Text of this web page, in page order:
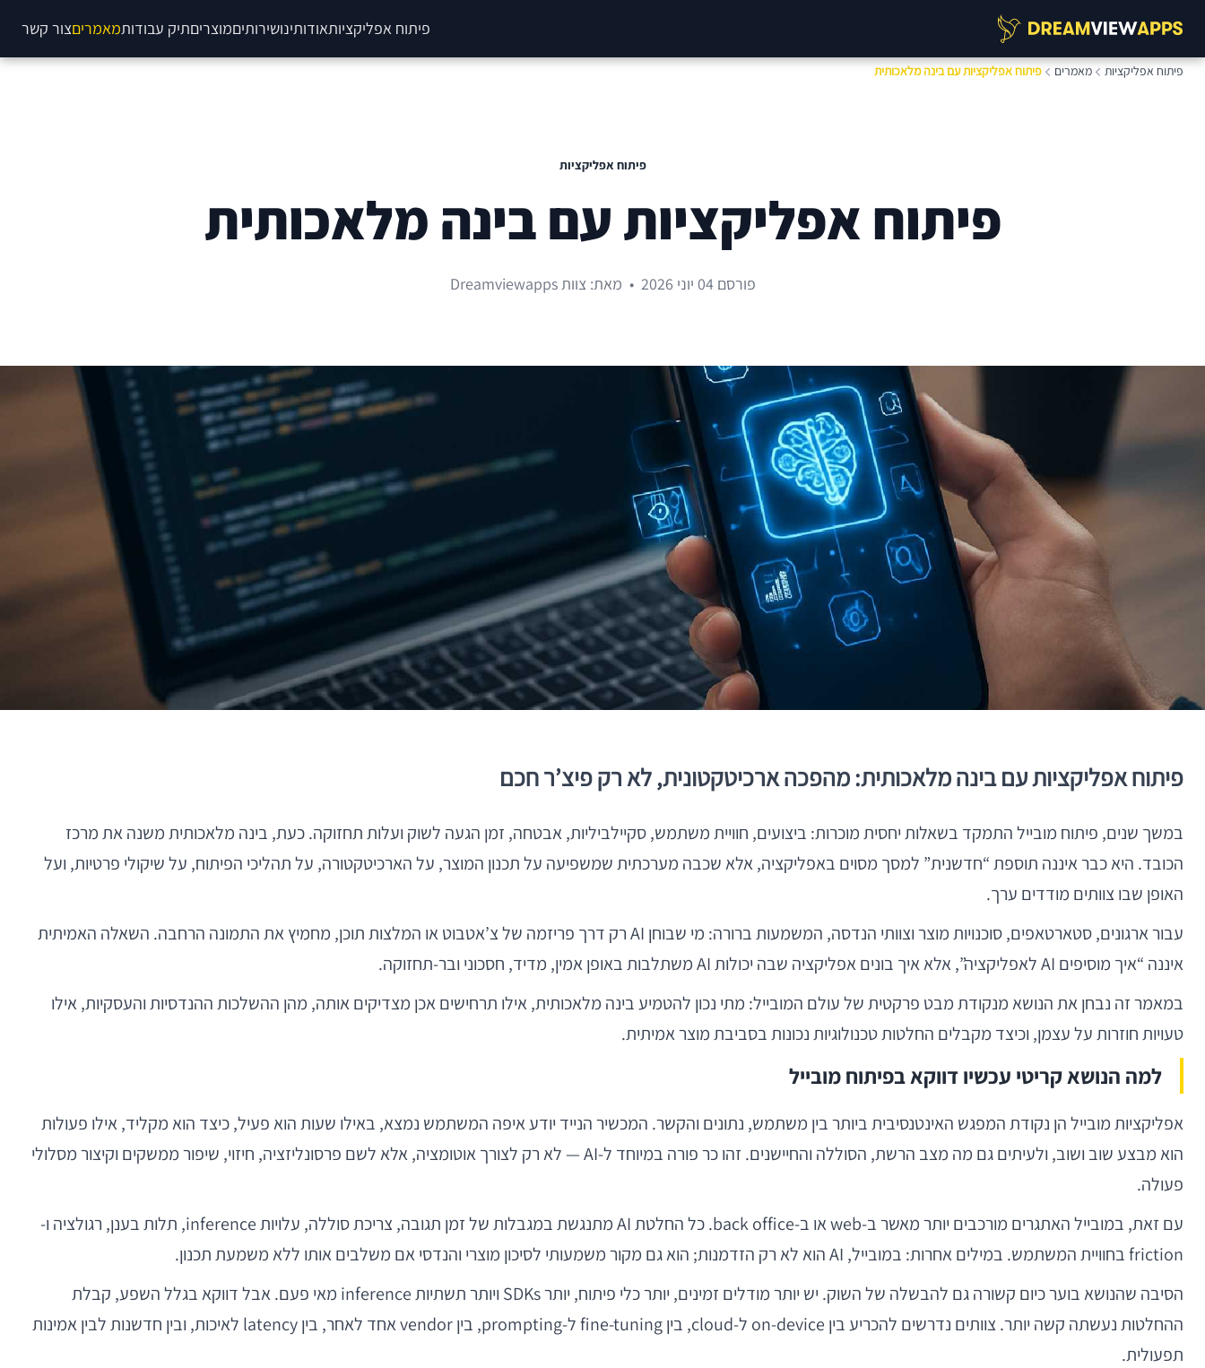
פיתוח אפליקציותאודותינושירותיםמוצריםתיק עבודותמאמריםצור קשר
פיתוח אפליקציות מאמרים פיתוח אפליקציות עם בינה מלאכותית
פיתוח אפליקציות
פיתוח אפליקציות עם בינה מלאכותית
פורסם 04 יוני 2026 • מאת: צוות Dreamviewapps
פיתוח אפליקציות עם בינה מלאכותית: מהפכה ארכיטקטונית, לא רק פיצ’ר חכם
במשך שנים, פיתוח מובייל התמקד בשאלות יחסית מוכרות: ביצועים, חוויית משתמש, סקיילביליות, אבטחה, זמן הגעה לשוק ועלות תחזוקה. כעת, בינה מלאכותית משנה את מרכז
הכובד. היא כבר איננה תוספת “חדשנית” למסך מסוים באפליקציה, אלא שכבה מערכתית שמשפיעה על תכנון המוצר, על הארכיטקטורה, על תהליכי הפיתוח, על שיקולי פרטיות, ועל
האופן שבו צוותים מודדים ערך.
עבור ארגונים, סטארטאפים, סוכנויות מוצר וצוותי הנדסה, המשמעות ברורה: מי שבוחן AI רק דרך פריזמה של צ’אטבוט או המלצות תוכן, מחמיץ את התמונה הרחבה. השאלה האמיתית
איננה “איך מוסיפים AI לאפליקציה”, אלא איך בונים אפליקציה שבה יכולות AI משתלבות באופן אמין, מדיד, חסכוני ובר-תחזוקה.
במאמר זה נבחן את הנושא מנקודת מבט פרקטית של עולם המובייל: מתי נכון להטמיע בינה מלאכותית, אילו תרחישים אכן מצדיקים אותה, מהן ההשלכות ההנדסיות והעסקיות, אילו
טעויות חוזרות על עצמן, וכיצד מקבלים החלטות טכנולוגיות נכונות בסביבת מוצר אמיתית.
למה הנושא קריטי עכשיו דווקא בפיתוח מובייל
אפליקציות מובייל הן נקודת המפגש האינטנסיבית ביותר בין משתמש, נתונים והקשר. המכשיר הנייד יודע איפה המשתמש נמצא, באילו שעות הוא פעיל, כיצד הוא מקליד, אילו פעולות
הוא מבצע שוב ושוב, ולעיתים גם מה מצב הרשת, הסוללה והחיישנים. זהו כר פורה במיוחד ל-AI — לא רק לצורך אוטומציה, אלא לשם פרסונליזציה, חיזוי, שיפור ממשקים וקיצור מסלולי
פעולה.
עם זאת, במובייל האתגרים מורכבים יותר מאשר ב-web או ב-back office. כל החלטת AI מתנגשת במגבלות של זמן תגובה, צריכת סוללה, עלויות inference, תלות בענן, רגולציה ו-
friction בחוויית המשתמש. במילים אחרות: במובייל, AI הוא לא רק הזדמנות; הוא גם מקור משמעותי לסיכון מוצרי והנדסי אם משלבים אותו ללא משמעת תכנון.
הסיבה שהנושא בוער כיום קשורה גם להבשלה של השוק. יש יותר מודלים זמינים, יותר כלי פיתוח, יותר SDKs ויותר תשתיות inference מאי פעם. אבל דווקא בגלל השפע, קבלת
ההחלטות נעשתה קשה יותר. צוותים נדרשים להכריע בין on-device ל-cloud, בין fine-tuning ל-prompting, בין vendor אחד לאחר, בין latency לאיכות, ובין חדשנות לבין אמינות
תפעולית.